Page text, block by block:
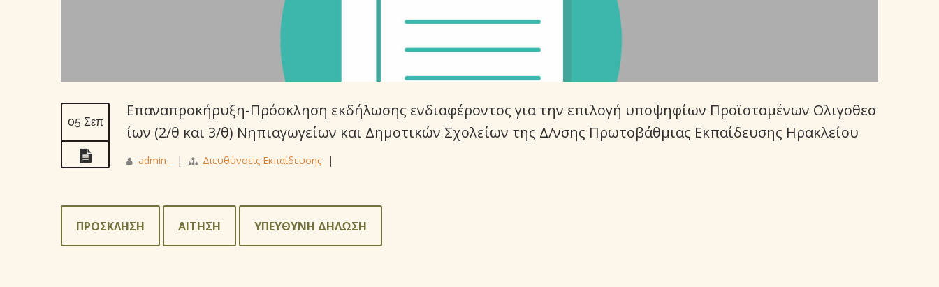
05 Σεπ
Επαναπροκήρυξη-Πρόσκληση εκδήλωσης ενδιαφέροντος για την επιλογή υποψηφίων Προϊσταμένων Ολιγοθεσ
ίων (2/θ και 3/θ) Νηπιαγωγείων και Δημοτικών Σχολείων της Δ/νσης Πρωτοβάθμιας Εκπαίδευσης Ηρακλείου
admin_ | Διευθύνσεις Εκπαίδευσης |
ΠΡΟΣΚΛΗΣΗ ΑΙΤΗΣΗ ΥΠΕΥΘΥΝΗ ΔΗΛΩΣΗ